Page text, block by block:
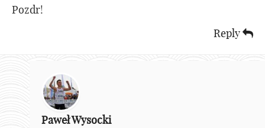
Pozdr!
Reply
Paweł Wysocki